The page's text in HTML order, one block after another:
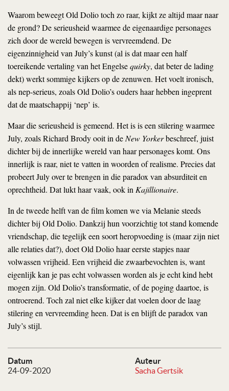
Datum
24-09-2020
Auteur
Sacha Gertsik
Waarom beweegt Old Dolio toch zo raar, kijkt ze altijd maar naar
de grond? De serieusheid waarmee de eigenaardige personages
zich door de wereld bewegen is vervreemdend. De
eigenzinnigheid van July’s kunst (al is dat maar een half
toereikende vertaling van het Engelsequirky, dat beter de lading
dekt) werkt sommige kijkers op de zenuwen. Het voelt ironisch,
als nep-serieus, zoals Old Dolio’s ouders haar hebben ingeprent
dat de maatschappij ‘nep’ is.
Maar die serieusheid is gemeend. Het is is een stilering waarmee
July, zoals Richard Brody ooit in de New Yorkerbeschreef, juist
dichter bij de innerlijke wereld van haar personages komt. Ons
innerlijk is raar, niet te vatten in woorden of realisme. Precies dat
probeert July over te brengen in die paradox van absurditeit en
oprechtheid. Dat lukt haar vaak, ook in Kajillionaire.
In de tweede helft van de film komen we via Melanie steeds
dichter bij Old Dolio. Dankzij hun voorzichtig tot stand komende
vriendschap, die tegelijk een soort heropvoeding is (maar zijn niet
alle relaties dat?), doet Old Dolio haar eerste stapjes naar
volwassen vrijheid. Een vrijheid die zwaarbevochten is, want
eigenlijk kan je pas echt volwassen worden als je echt kind hebt
mogen zijn. Old Dolio’s transformatie, of de poging daartoe, is
ontroerend. Toch zal niet elke kijker dat voelen door de laag
stilering en vervreemding heen. Dat is en blijft de paradox van
July’s stijl.